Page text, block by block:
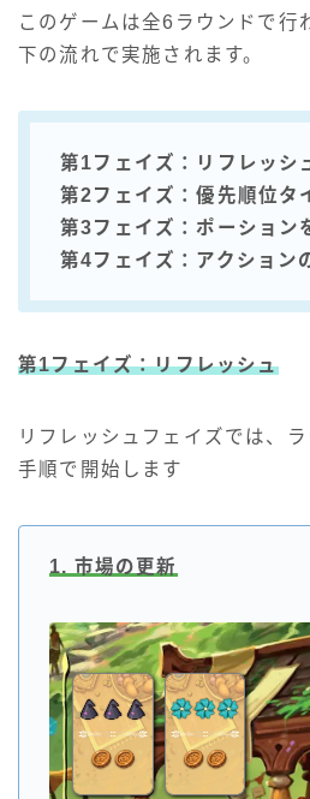
このゲームは全6ラウンドで行
下の流れで実施されます。
第1フェイズ：リフレッシ
第2フェイズ：優先順位タ
第3フェイズ：ポーション
第4フェイズ：アクション
第1フェイズ：リフレッシュ
リフレッシュフェイズでは、
手順で開始します
1. 市場の更新